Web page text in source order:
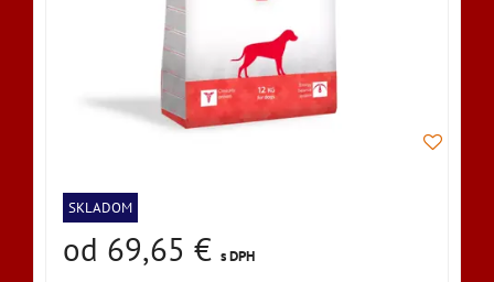
SKLADOM
od 69,65 € s DPH